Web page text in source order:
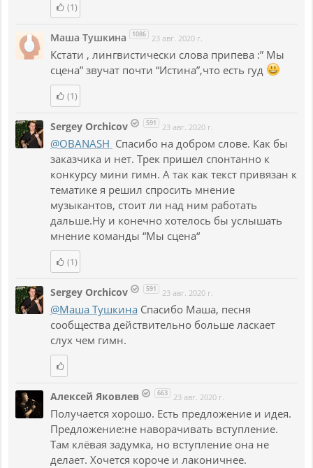
(1)
Маша Тушкина 1086 23 авг. 2020 г.
Кстати , лингвистически слова припева :” Мы
сцена” звучат почти “Истина”,что есть гуд
(1)
Sergey Orchicov 591 23 авг. 2020 г.
@OBANASH Спасибо на добром слове. Как бы
заказчика и нет. Трек пришел спонтанно к
конкурсу мини гимн. А так как текст привязан к
тематике я решил спросить мнение
музыкантов, стоит ли над ним работать
дальше.Ну и конечно хотелось бы услышать
мнение команды “Мы сцена“
(1)
Sergey Orchicov 591 23 авг. 2020 г.
@Маша Тушкина Спасибо Маша, песня
сообщества действительно больше ласкает
слух чем гимн.
Алексей Яковлев 663 23 авг. 2020 г.
Получается хорошо. Есть предложение и идея.
Предложение:не наворачивать вступление.
Там клёвая задумка, но вступление она не
делает. Хочется короче и лаконичнее.